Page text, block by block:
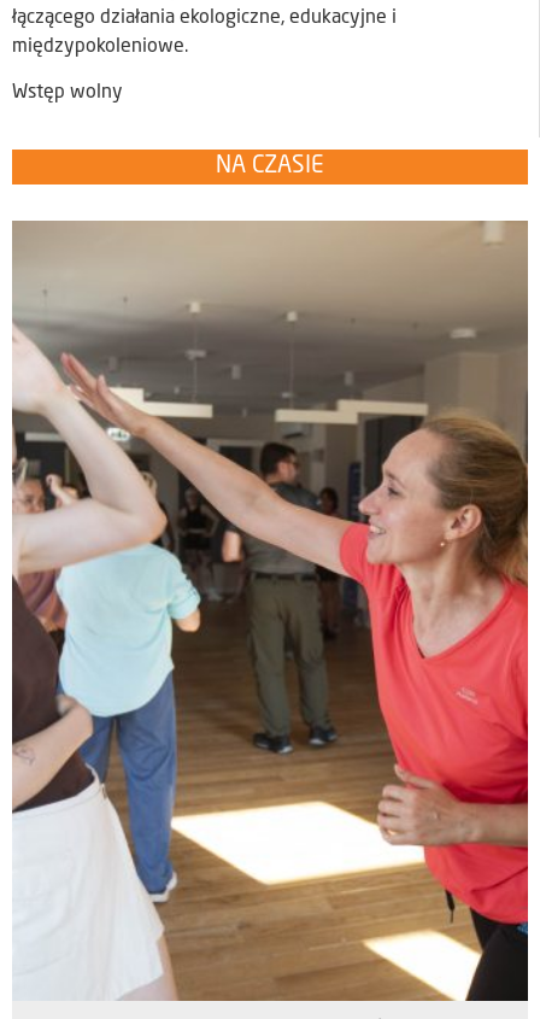
łączącego działania ekologiczne, edukacyjne i
międzypokoleniowe.
Wstęp wolny
NA CZASIE